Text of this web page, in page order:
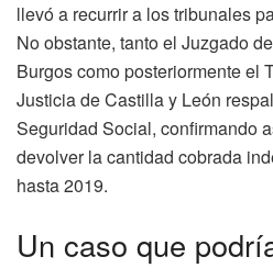
llevó a recurrir a los tribunales
No obstante, tanto el Juzgado
Burgos como posteriormente el
Justicia de Castilla y León
Seguridad Social, confirmando
devolver la cantidad cobrada
hasta 2019.
Un caso que